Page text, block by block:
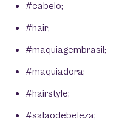
#cabelo;
#hair;
#maquiagembrasil;
#maquiadora;
#hairstyle;
#salaodebeleza;